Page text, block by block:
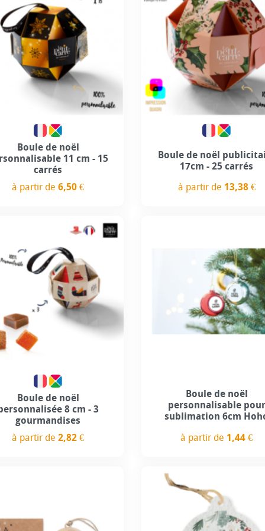
incluse
Boule de noël
11 cm - 15
carrés
à partir de6,50 €
Personnalisation
Boule de noël
17cm - 25 carrés
à partir de 13,38 €
Boule de noël
8 cm - 3
gourmandises
à partir de2,82 €
Boule de noël
personnalisable pour
sublimation 6cm
à partir de 1,44 €